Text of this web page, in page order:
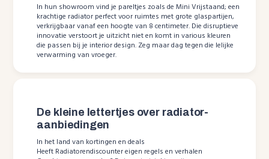
In hun showroom vind je pareltjes zoals de Mini Vrijstaand; een
krachtige radiator perfect voor ruimtes met grote glaspartijen,
verkrijgbaar vanaf een hoogte van 8 centimeter. Die disruptieve
innovatie verstoort je uitzicht niet en komt in various kleuren
die passen bij je interior design. Zeg maar dag tegen die lelijke
verwarming van vroeger.
De kleine lettertjes over radiator-
aanbiedingen
In het land van kortingen en deals
Heeft Radiatorendiscounter eigen regels en verhalen